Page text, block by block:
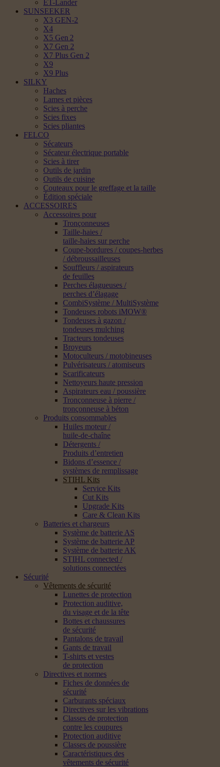
ET-Lander
SUNSEEKER
X3 GEN-2
X4
X5 Gen 2
X7 Gen 2
X7 Plus Gen 2
X9
X9 Plus
SILKY
Haches
Lames et pièces
Scies à perche
Scies fixes
Scies pliantes
FELCO
Sécateurs
Sécateur électrique portable
Scies à tirer
Outils de jardin
Outils de cuisine
Couteaux pour le greffage et la taille
Édition spéciale
ACCESSOIRES
Accessoires pour
Tronçonneuses
Taille-haies /
taille-haies sur perche
Coupe-bordures / coupes-herbes
/ débroussailleuses
Souffleurs / aspirateurs
de feuilles
Perches élagueuses /
perches d’élagage
CombiSystème / MultiSystème
Tondeuses robots iMOW®
Tondeuses à gazon /
tondeuses mulching
Tracteurs tondeuses
Broyeurs
Motoculteurs / motobineuses
Pulvérisateurs / atomiseurs
Scarificateurs
Nettoyeurs haute pression
Aspirateurs eau / poussière
Tronçonneuse à pierre /
tronçonneuse à béton
Produits consommables
Huiles moteur /
huile-de-chaîne
Détergents /
Produits d’entretien
Bidons d’essence /
systèmes de remplissage
STIHL Kits
Service Kits
Cut Kits
Upgrade Kits
Care & Clean Kits
Batteries et chargeurs
Système de batterie AS
Système de batterie AP
Système de batterie AK
STIHL connected /
solutions connectées
Sécurité
Vêtements de sécurité
Lunettes de protection
Protection auditive,
du visage et de la tête
Bottes et chaussures
de sécurité
Pantalons de travail
Gants de travail
T-shirts et vestes
de protection
Directives et normes
Fiches de données de
sécurité
Carburants spéciaux
Directives sur les vibrations
Classes de protection
contre les coupures
Protection auditive
Classes de poussière
Caractéristiques des
vêtements de sécurité